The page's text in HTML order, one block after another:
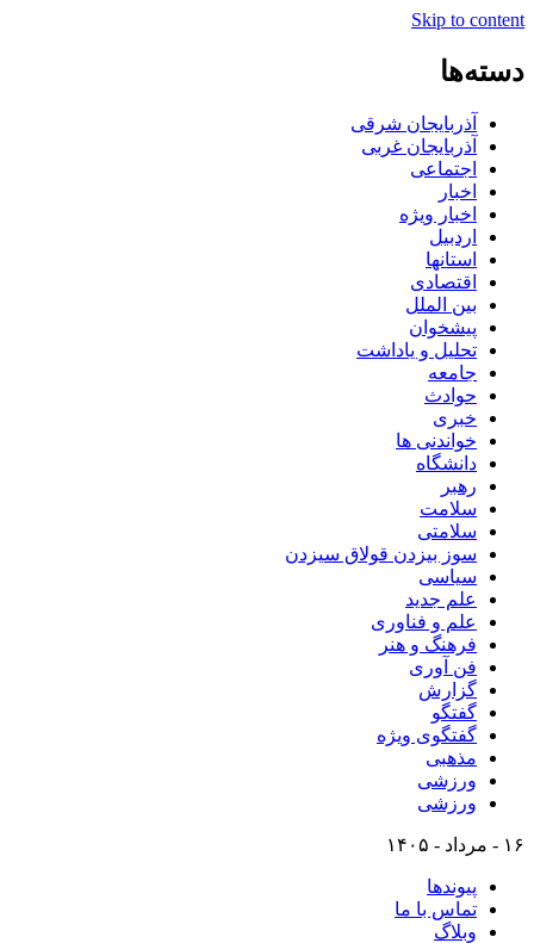
Skip to content
دسته‌ها
آذربایجان شرقی
آذربایجان غربی
اجتماعی
اخبار
اخبار ویژه
اردبیل
استانها
اقتصادی
بین الملل
پیشخوان
تحلیل و یاداشت
جامعه
حوادث
خبری
خواندنی ها
دانشگاه
رهبر
سلامت
سلامتی
سوز بیزدن قولاق سیزدن
سیاسی
علم جدید
علم و فناوری
فرهنگ و هنر
فن آوری
گزارش
گفتگو
گفتگوی ویژه
مذهبی
ورزشی
ورزشی
۱۶ - مرداد - ۱۴۰۵
پیوندها
تماس با ما
وبلاگ